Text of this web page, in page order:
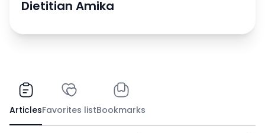
Dietitian Amika
ArticlesFavorites listBookmarks